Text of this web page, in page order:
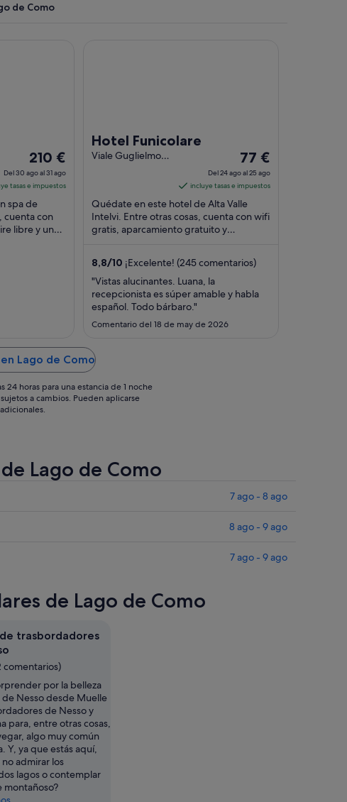
de Como
El
precio
es
de
210 €
por
210 €
Del 30 ago al 31 ago
tasas e impuestos
spa de
cuenta con
libre y un
Hotel Funicolare
Viale Guglielmo
El
precio
es
de
77 €
del
ago
77 €
Del 24 ago al 25 ago
incluye tasas e impuestos
Quédate en este hotel de Alta Valle
Intelvi. Entre otras cosas, cuenta con wifi
gratis, aparcamiento gratuito y
8,8/10 ¡Excelente! (245 comentarios)
"Vistas alucinantes. Luana, la
recepcionista es súper amable y habla
español. Todo bárbaro."
Comentario del 18 de may de 2026
Lago de Como
horas para una estancia de 1 noche
a cambios. Pueden aplicarse
Lago de Como
7 ago - 8 ago
8 ago - 9 ago
7 ago - 9 ago
de Lago de Como
trasbordadores
comentarios)
por la belleza
Nesso desde Muelle
de Nesso y
para, entre otras cosas,
algo muy común
Y, ya que estás aquí,
admirar los
lagos o contemplar
montañoso?